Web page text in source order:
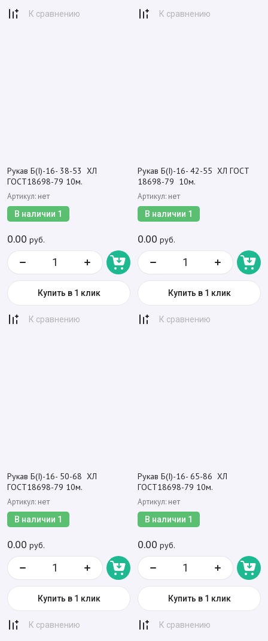
К сравнению К сравнению
Рукав Б(I)-16- 38-53 ХЛ
ГОСТ18698-79 10м.
Артикул: нет
В наличии 1
0.00 руб.
Купить в 1 клик
К сравнению
Рукав Б(I)-16- 42-55 ХЛ ГОСТ
18698-79 10м.
Артикул: нет
В наличии 1
0.00 руб.
Купить в 1 клик
К сравнению
Рукав Б(I)-16- 50-68 ХЛ
ГОСТ18698-79 10м.
Артикул: нет
В наличии 1
0.00 руб.
Купить в 1 клик
К сравнению
Рукав Б(I)-16- 65-86 ХЛ
ГОСТ18698-79 10м.
Артикул: нет
В наличии 1
0.00 руб.
Купить в 1 клик
К сравнению